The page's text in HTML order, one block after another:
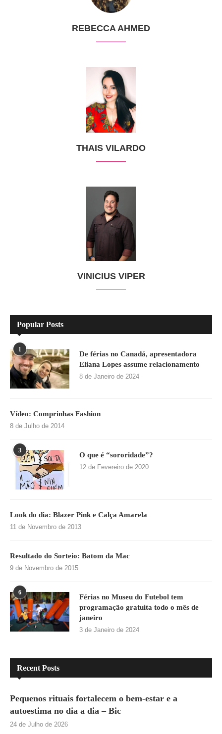
REBECCA AHMED
THAIS VILARDO
VINICIUS VIPER
Popular Posts
1
De férias no Canadá, apresentadora
Eliana Lopes assume relacionamento
8 de Janeiro de 2024
Vídeo: Comprinhas Fashion
8 de Julho de 2014
3
O que é “sororidade”?
12 de Fevereiro de 2020
Look do dia: Blazer Pink e Calça Amarela
11 de Novembro de 2013
Resultado do Sorteio: Batom da Mac
9 de Novembro de 2015
6
Férias no Museu do Futebol tem
programação gratuita todo o mês de
janeiro
3 de Janeiro de 2024
Recent Posts
Pequenos rituais fortalecem o bem-estar e a
autoestima no dia a dia – Bic
24 de Julho de 2026